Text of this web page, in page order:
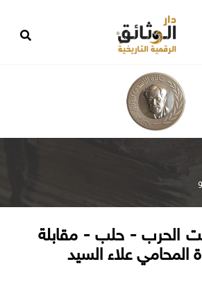
الحرب - حلب - مقابلة
المحامي علاء السيد